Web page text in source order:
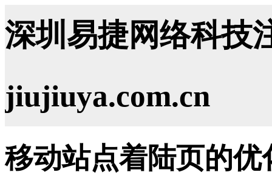
深圳易捷网络科技
jiujiuya.com.cn
移动站点着陆页的优